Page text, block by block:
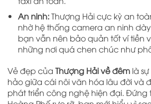
An ninh:Thượng Hải cực kỳ an
nhờ hệ thống camera an ninh
bạn vẫn nên bảo quản tốt ví tiền
những nơi quá chen chúc như
Vẻ đẹp của Thượng Hải về đêm là
hảo giữa cái nôi văn hóa lâu đời và
phát triển công nghệ hiện đại. Đứng